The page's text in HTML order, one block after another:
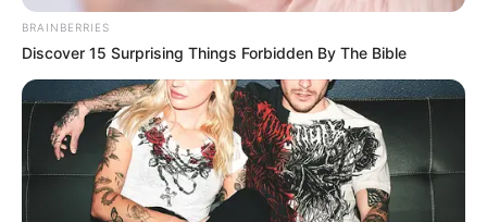
BRAINBERRIES
Discover 15 Surprising Things Forbidden By The Bible